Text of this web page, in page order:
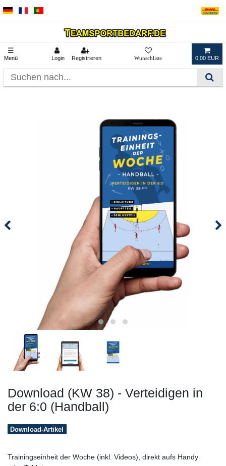
☰
Menü Login Registrieren 0,00 EUR
Download (KW 38) - Verteidigen in
der 6:0 (Handball)
Download-Artikel
Trainingseinheit der Woche (inkl. Videos), direkt aufs Handy